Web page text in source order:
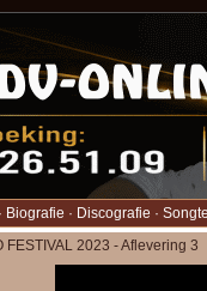
· Biografie · Discografie ·
FESTIVAL 2023 - Aflevering 3